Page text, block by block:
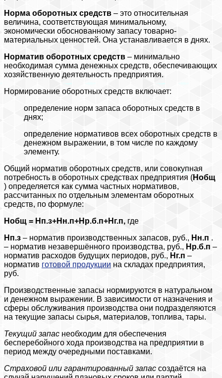
Норма оборотных средств – это относительная
величина, соответствующая минимальному,
экономически обоснованному запасу товарно-
материальных ценностей. Она устанавливается в днях.
Норматив оборотных средств – минимально
необходимая сумма денежных средств, обеспечивающих
хозяйственную деятельность предприятия.
Нормирование оборотных средств включает:
определение норм запаса оборотных средств в
днях;
определение нормативов всех оборотных средств в
денежном выражении, в том числе по каждому
элементу.
Общий норматив оборотных средств, или совокупная
потребность в оборотных средствах предприятия (Нобщ
) определяется как сумма частных нормативов,
рассчитанных по отдельным элементам оборотных
средств, по формуле:
Нобщ = Нп.з+Нн.п+Нр.б.п+Нг.п, где
Нп.з – норматив производственных запасов, руб., Нн.п .
– норматив незавершённого производства, руб., Нр.б.п –
норматив расходов будущих периодов, руб., Нг.п –
норматив готовой продукции на складах предприятия,
руб.
Производственные запасы нормируются в натуральном
и денежном выражении. В зависимости от назначения и
сферы обслуживания производства они подразделяются
на текущие запасы сырья, материалов, топлива, тары.
Текущий запас необходим для обеспечения
бесперебойного хода производства на предприятии в
период между очередными поставками.
Страховой или гарантированный запас создаётся на